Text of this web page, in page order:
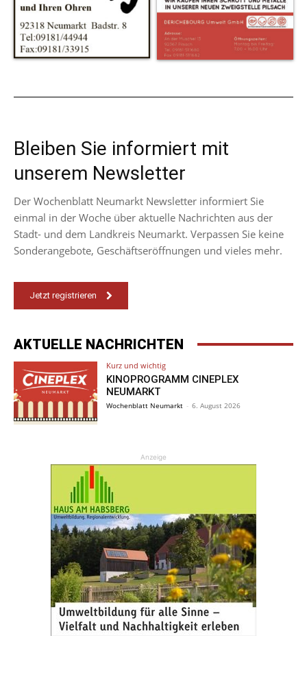
Bleiben Sie informiert mit
unserem Newsletter
Der Wochenblatt Neumarkt Newsletter informiert Sie
einmal in der Woche über aktuelle Nachrichten aus der
Stadt- und dem Landkreis Neumarkt. Verpassen Sie keine
Sonderangebote, Geschäftseröffnungen und vieles mehr.
Jetzt registrieren
AKTUELLE NACHRICHTEN
Kurz und wichtig
KINOPROGRAMM CINEPLEX
NEUMARKT
Wochenblatt Neumarkt - 6. August 2026
Anzeige